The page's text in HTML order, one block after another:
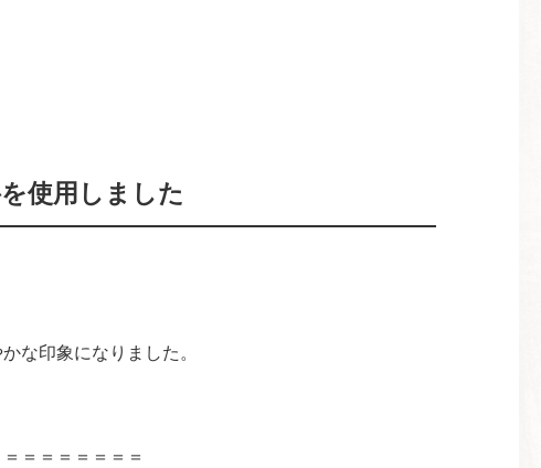
使用しました
な印象になりました。
＝＝＝＝＝＝＝